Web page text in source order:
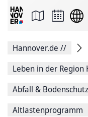
Seite
Facebook
teilen
Seitenlink
Seite
Hannover.de //
Leben in der Region
Abfall & Bodenschutz
Altlastenprogramm